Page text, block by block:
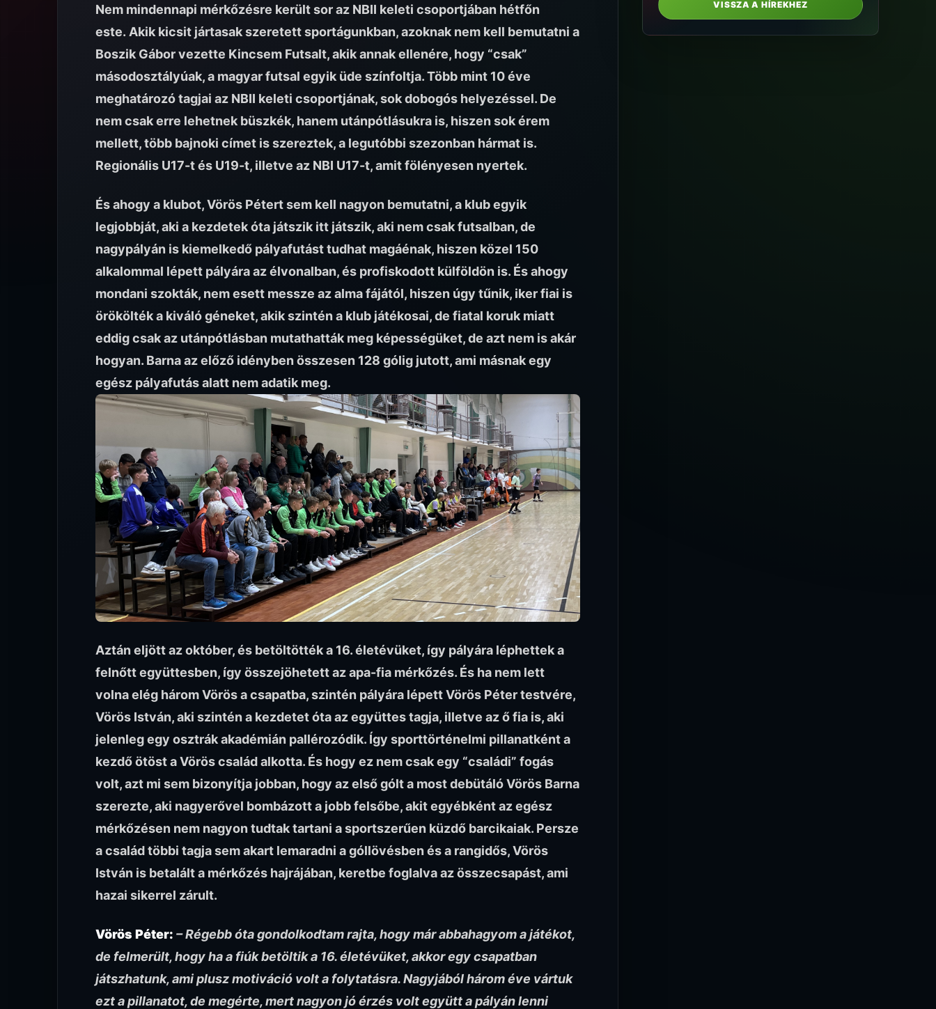
Nem mindennapi mérkőzésre került sor az NBII keleti csoportjában hétfőn
este. Akik kicsit jártasak szeretett sportágunkban, azoknak nem kell bemutatni a
Boszik Gábor vezette Kincsem Futsalt, akik annak ellenére, hogy “csak”
másodosztályúak, a magyar futsal egyik üde színfoltja. Több mint 10 éve
meghatározó tagjai az NBII keleti csoportjának, sok dobogós helyezéssel. De
nem csak erre lehetnek büszkék, hanem utánpótlásukra is, hiszen sok érem
mellett, több bajnoki címet is szereztek, a legutóbbi szezonban hármat is.
Regionális U17-t és U19-t, illetve az NBI U17-t, amit fölényesen nyertek.
És ahogy a klubot, Vörös Pétert sem kell nagyon bemutatni, a klub egyik
legjobbját, aki a kezdetek óta játszik itt játszik, aki nem csak futsalban, de
nagypályán is kiemelkedő pályafutást tudhat magáénak, hiszen közel 150
alkalommal lépett pályára az élvonalban, és profiskodott külföldön is. És ahogy
mondani szokták, nem esett messze az alma fájától, hiszen úgy tűnik, iker fiai is
örökölték a kiváló géneket, akik szintén a klub játékosai, de fiatal koruk miatt
eddig csak az utánpótlásban mutathatták meg képességüket, de azt nem is akár
hogyan. Barna az előző idényben összesen 128 gólig jutott, ami másnak egy
egész pályafutás alatt nem adatik meg.
Aztán eljött az október, és betöltötték a 16. életévüket, így pályára léphettek a
felnőtt együttesben, így összejöhetett az apa-fia mérkőzés. És ha nem lett
volna elég három Vörös a csapatba, szintén pályára lépett Vörös Péter testvére,
Vörös István, aki szintén a kezdetet óta az együttes tagja, illetve az ő fia is, aki
jelenleg egy osztrák akadémián pallérozódik. Így sporttörténelmi pillanatként a
kezdő ötöst a Vörös család alkotta. És hogy ez nem csak egy “családi” fogás
volt, azt mi sem bizonyítja jobban, hogy az első gólt a most debütáló Vörös Barna
szerezte, aki nagyerővel bombázott a jobb felsőbe, akit egyébként az egész
mérkőzésen nem nagyon tudtak tartani a sportszerűen küzdő barcikaiak. Persze
a család többi tagja sem akart lemaradni a góllövésben és a rangidős, Vörös
István is betalált a mérkőzés hajrájában, keretbe foglalva az összecsapást, ami
hazai sikerrel zárult.
Vörös Péter: – Régebb óta gondolkodtam rajta, hogy már abbahagyom a játékot,
de felmerült, hogy ha a fiúk betöltik a 16. életévüket, akkor egy csapatban
játszhatunk, ami plusz motiváció volt a folytatásra. Nagyjából három éve vártuk
ezt a pillanatot, de megérte, mert nagyon jó érzés volt együtt a pályán lenni
VISSZA A HÍREKHEZ